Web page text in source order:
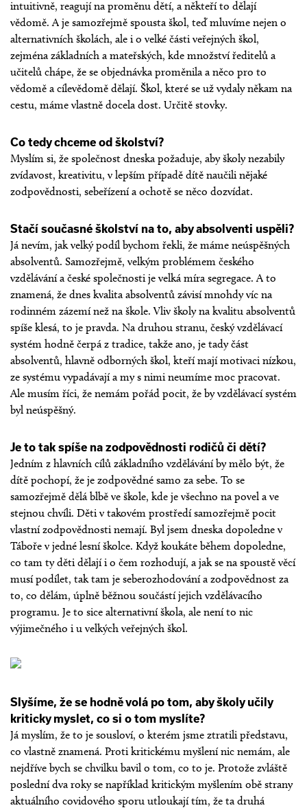
intuitivně, reagují na proměnu dětí, a někteří to dělají
vědomě. A je samozřejmě spousta škol, teď mluvíme nejen o
alternativních školách, ale i o velké části veřejných škol,
zejména základních a mateřských, kde množství ředitelů a
učitelů chápe, že se objednávka proměnila a něco pro to
vědomě a cílevědomě dělají. Škol, které se už vydaly někam na
cestu, máme vlastně docela dost. Určitě stovky.
Co tedy chceme od školství?
Myslím si, že společnost dneska požaduje, aby školy nezabily
zvídavost, kreativitu, v lepším případě dítě naučili nějaké
zodpovědnosti, sebeřízení a ochotě se něco dozvídat.
Stačí současné školství na to, aby absolventi uspěli?
Já nevím, jak velký podíl bychom řekli, že máme neúspěšných
absolventů. Samozřejmě, velkým problémem českého
vzdělávání a české společnosti je velká míra segregace. A to
znamená, že dnes kvalita absolventů závisí mnohdy víc na
rodinném zázemí než na škole. Vliv školy na kvalitu absolventů
spíše klesá, to je pravda. Na druhou stranu, český vzdělávací
systém hodně čerpá z tradice, takže ano, je tady část
absolventů, hlavně odborných škol, kteří mají motivaci nízkou,
ze systému vypadávají a my s nimi neumíme moc pracovat.
Ale musím říci, že nemám pořád pocit, že by vzdělávací systém
byl neúspěšný.
Je to tak spíše na zodpovědnosti rodičů či dětí?
Jedním z hlavních cílů základního vzdělávání by mělo být, že
dítě pochopí, že je zodpovědné samo za sebe. To se
samozřejmě dělá blbě ve škole, kde je všechno na povel a ve
stejnou chvíli. Děti v takovém prostředí samozřejmě pocit
vlastní zodpovědnosti nemají. Byl jsem dneska dopoledne v
Táboře v jedné lesní školce. Když koukáte během dopoledne,
co tam ty děti dělají i o čem rozhodují, a jak se na spoustě věcí
musí podílet, tak tam je seberozhodování a zodpovědnost za
to, co dělám, úplně běžnou součástí jejich vzdělávacího
programu. Je to sice alternativní škola, ale není to nic
výjimečného i u velkých veřejných škol.
Slyšíme, že se hodně volá po tom, aby školy učily
kriticky myslet, co si o tom myslíte?
Já myslím, že to je sousloví, o kterém jsme ztratili představu,
co vlastně znamená. Proti kritickému myšlení nic nemám, ale
nejdříve bych se chvilku bavil o tom, co to je. Protože zvláště
poslední dva roky se například kritickým myšlením obě strany
aktuálního covidového sporu utloukají tím, že ta druhá